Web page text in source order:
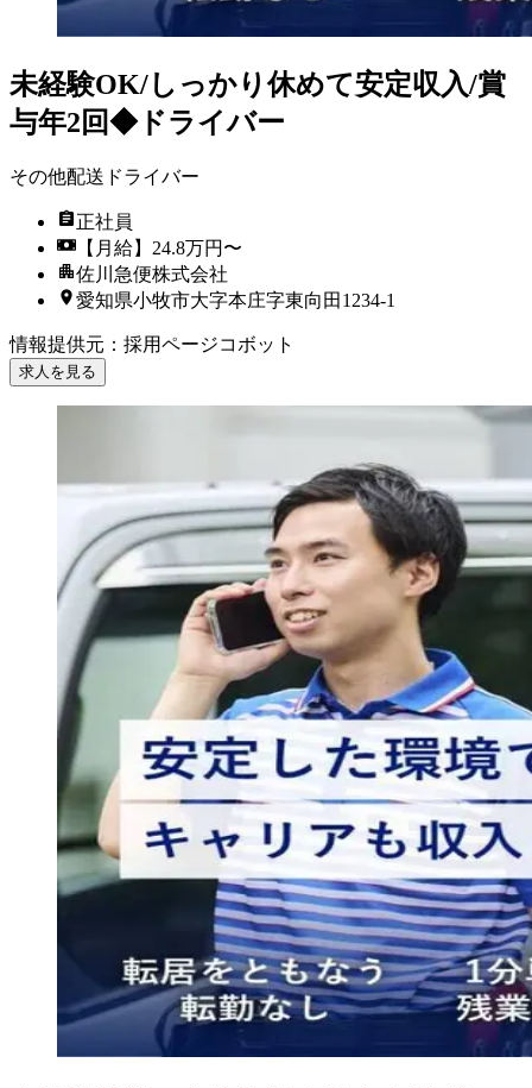
未経験OK/しっかり休めて安定収入/賞
与年2回◆ドライバー
その他配送ドライバー
正社員
【月給】24.8万円〜
佐川急便株式会社
愛知県小牧市大字本庄字東向田1234-1
情報提供元 ： 採用ページコボット
求人を見る